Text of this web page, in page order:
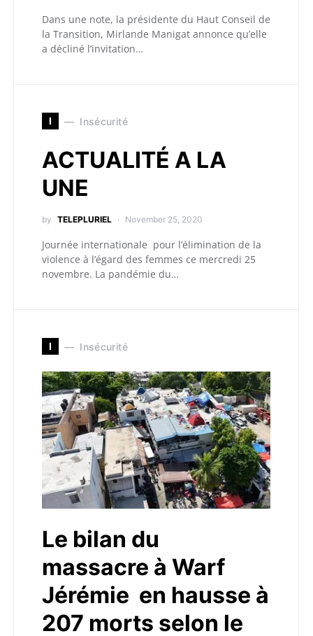
Dans une note, la présidente du Haut Conseil de
la Transition, Mirlande Manigat annonce qu’elle
a décliné l’invitation…
I Insécurité
ACTUALITÉ A LA
UNE
by TELEPLURIEL November 25, 2020
Journée internationale pour l’élimination de la
violence à l’égard des femmes ce mercredi 25
novembre. La pandémie du…
I Insécurité
Le bilan du
massacre à Warf
Jérémie en hausse à
207 morts selon le